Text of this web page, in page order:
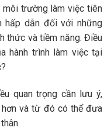
trường làm việc tiên
hấp dẫn đối với những
thức và tiềm năng. Điều
hành trình làm việc tại
quan trọng cần lưu ý,
và từ đó có thể đưa